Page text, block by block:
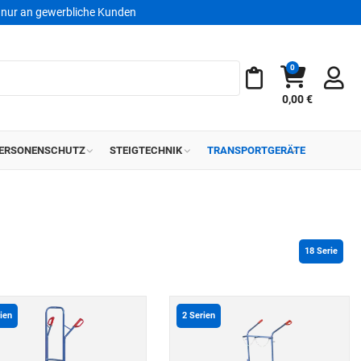
an gewerbliche Kunden
Meine Merkliste
Warenkorb
0
0,00 €
STEIGTECHNIK TRANSPORTGERÄTE
18 Serie
2 Serien